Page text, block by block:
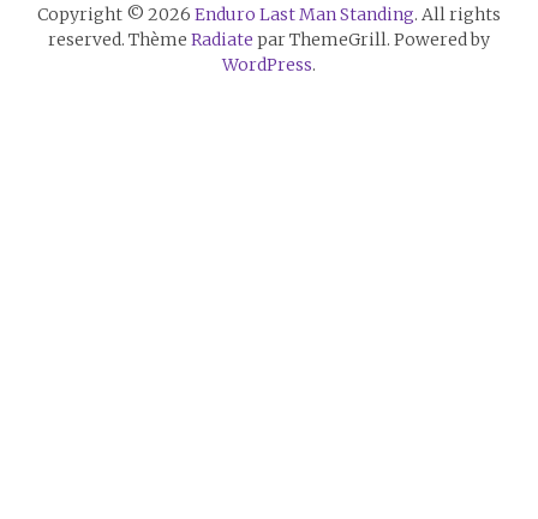
Copyright © 2026 Enduro Last Man Standing. All rights
reserved. Thème Radiate par ThemeGrill. Powered by
WordPress.